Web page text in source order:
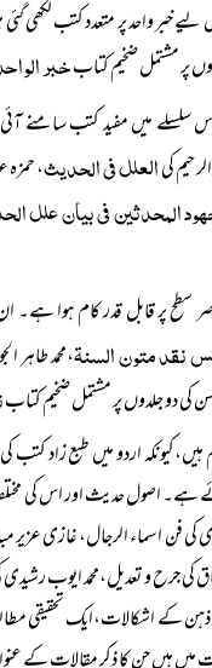
واحد پر متعدد کتب لکھی گئی
پر مشتمل ضخیم کتابخبر
کیالعلل فی الحدیث، حمزہ
المحدثین فی بیان علل
نقد متون السنۃ،محمد طاہر
کی دو جلدوں پر مشتمل ضخیم کتاب
اردو میں طبع زاد
ہے۔ اصول حدیث اور اس کی
کی فن اسماء الرجال، غازی
جرح و تعدیل،محمد ایوب
اشکالات،ایک تحقیقی مطالعہ